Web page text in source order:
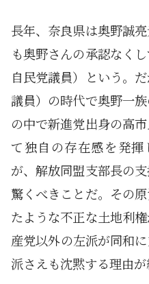
長年、奈良県は奥野誠
も奥野さんの承認なく
自民党議員）という。
議員）の時代で奥野一
の中で新進党出身の高
て独自の存在感を発
が、解放同盟支部長の
驚くべきことだ。その
たような不正な土地利
産党以外の左派が同和
派さえも沈黙する理由が